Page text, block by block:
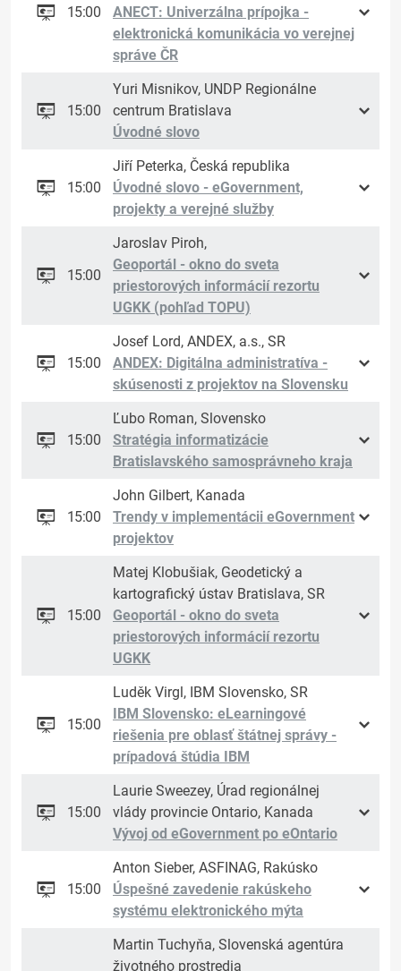
15:00
ANECT: Univerzálna prípojka -
elektronická komunikácia vo verejnej
správe ČR
15:00
Yuri Misnikov, UNDP Regionálne
centrum Bratislava
Úvodné slovo
15:00
Jiří Peterka, Česká republika
Úvodné slovo - eGovernment,
projekty a verejné služby
15:00
Jaroslav Piroh,
Geoportál - okno do sveta
priestorových informácií rezortu
UGKK (pohľad TOPU)
15:00
Josef Lord, ANDEX, a.s., SR
ANDEX: Digitálna administratíva -
skúsenosti z projektov na Slovensku
15:00
Ľubo Roman, Slovensko
Stratégia informatizácie
Bratislavského samosprávneho kraja
15:00
John Gilbert, Kanada
Trendy v implementácii eGovernment
projektov
15:00
Matej Klobušiak, Geodetický a
kartografický ústav Bratislava, SR
Geoportál - okno do sveta
priestorových informácií rezortu
UGKK
15:00
Luděk Virgl, IBM Slovensko, SR
IBM Slovensko: eLearningové
riešenia pre oblasť štátnej správy -
prípadová štúdia IBM
15:00
Laurie Sweezey, Úrad regionálnej
vlády provincie Ontario, Kanada
Vývoj od eGovernment po eOntario
15:00
Anton Sieber, ASFINAG, Rakúsko
Úspešné zavedenie rakúskeho
systému elektronického mýta
Martin Tuchyňa, Slovenská agentúra
životného prostredia